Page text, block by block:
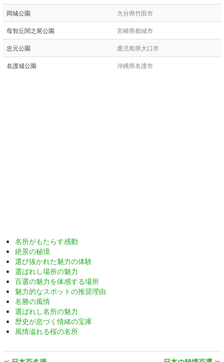
岡城公園 大分県竹田市
母智丘関之尾公園 宮崎県都城市
忠元公園 鹿児島県大口市
名護城公園 沖縄県名護市
名所がもたらす感動
絶景の秘境
選び抜かれた魅力の体験
選ばれし場所の魅力
百選の魅力を体感する場所
魅力的なスポットの推奨理由
名勝の風情
選ばれし名所の魅力
歴史が息づく情緒の宝庫
風情溢れる桜の名所